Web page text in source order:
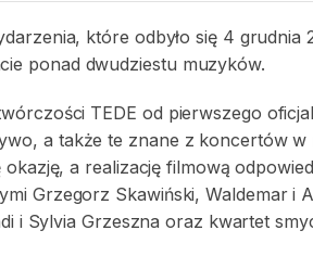
które odbyło się 4
ponad dwudziestu muzyków.
TEDE od pierwszego
a także te znane z koncertów
a realizację filmową
Grzegorz Skawiński, Waldemar i
i Sylvia Grzeszna oraz kwartet